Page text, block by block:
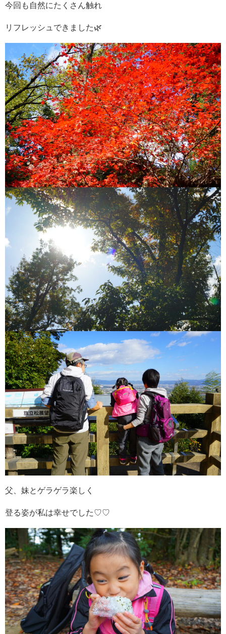
今回も自然にたくさん触れ
リフレッシュできました🌿
父、妹とゲラゲラ楽しく
登る姿が私は幸せでした♡♡